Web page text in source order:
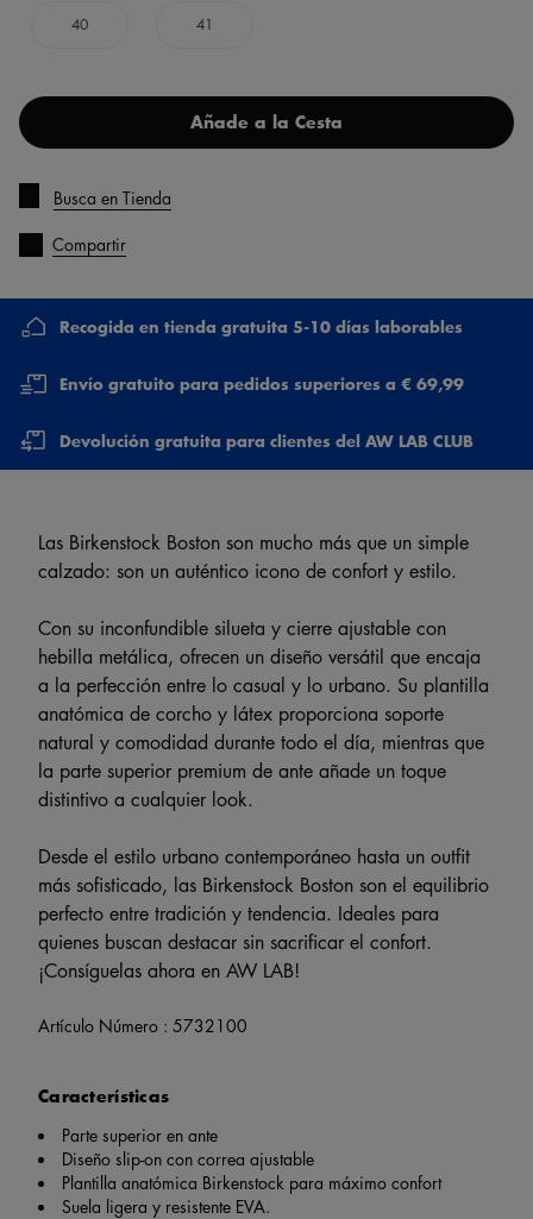
40 41
Añade a la Cesta
Busca en Tienda
Compartir
Recogida en tienda gratuita 5-10 días laborables
Envío gratuito para pedidos superiores a € 69,99
Devolución gratuita para clientes del AW LAB CLUB
Las Birkenstock Boston son mucho más que un simple
calzado: son un auténtico icono de confort y estilo.
Con su inconfundible silueta y cierre ajustable con
hebilla metálica, ofrecen un diseño versátil que encaja
a la perfección entre lo casual y lo urbano. Su plantilla
anatómica de corcho y látex proporciona soporte
natural y comodidad durante todo el día, mientras que
la parte superior premium de ante añade un toque
distintivo a cualquier look.
Desde el estilo urbano contemporáneo hasta un outfit
más sofisticado, las Birkenstock Boston son el equilibrio
perfecto entre tradición y tendencia. Ideales para
quienes buscan destacar sin sacrificar el confort.
¡Consíguelas ahora en AW LAB!
Artículo Número : 5732100
Características
Parte superior en ante
Diseño slip-on con correa ajustable
Plantilla anatómica Birkenstock para máximo confort
Suela ligera y resistente EVA.